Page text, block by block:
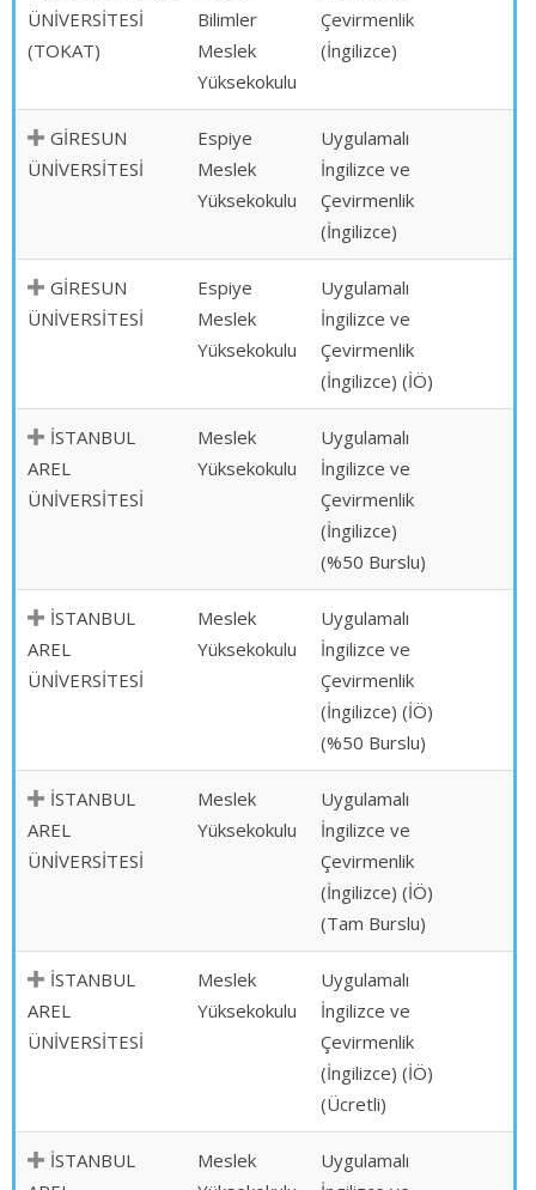
ÜNİVERSİTESİ
(TOKAT)
Bilimler
Meslek
Yüksekokulu
Çevirmenlik
(İngilizce)
GİRESUN
ÜNİVERSİTESİ
Espiye
Meslek
Yüksekokulu
Uygulamalı
İngilizce ve
Çevirmenlik
(İngilizce)
GİRESUN
ÜNİVERSİTESİ
Espiye
Meslek
Yüksekokulu
Uygulamalı
İngilizce ve
Çevirmenlik
(İngilizce) (İÖ)
İSTANBUL
AREL
ÜNİVERSİTESİ
Meslek
Yüksekokulu
Uygulamalı
İngilizce ve
Çevirmenlik
(İngilizce)
(%50 Burslu)
İSTANBUL
AREL
ÜNİVERSİTESİ
Meslek
Yüksekokulu
Uygulamalı
İngilizce ve
Çevirmenlik
(İngilizce) (İÖ)
(%50 Burslu)
İSTANBUL
AREL
ÜNİVERSİTESİ
Meslek
Yüksekokulu
Uygulamalı
İngilizce ve
Çevirmenlik
(İngilizce) (İÖ)
(Tam Burslu)
İSTANBUL
AREL
ÜNİVERSİTESİ
Meslek
Yüksekokulu
Uygulamalı
İngilizce ve
Çevirmenlik
(İngilizce) (İÖ)
(Ücretli)
İSTANBUL
Meslek
Uygulamalı